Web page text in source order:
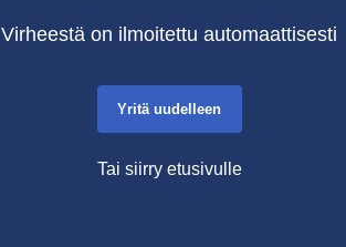
Virheestä on ilmoitettu automaattisesti
Yritä uudelleen
Tai siirry etusivulle